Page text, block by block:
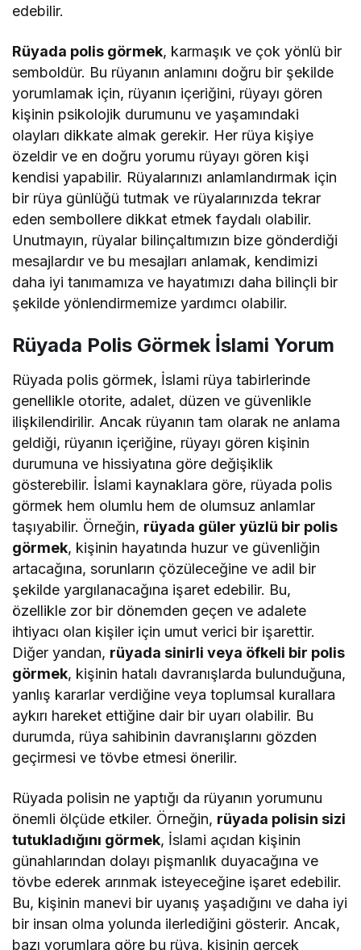
edebilir.
Rüyada polis görmek, karmaşık ve çok yönlü bir
semboldür. Bu rüyanın anlamını doğru bir şekilde
yorumlamak için, rüyanın içeriğini, rüyayı gören
kişinin psikolojik durumunu ve yaşamındaki
olayları dikkate almak gerekir. Her rüya kişiye
özeldir ve en doğru yorumu rüyayı gören kişi
kendisi yapabilir. Rüyalarınızı anlamlandırmak için
bir rüya günlüğü tutmak ve rüyalarınızda tekrar
eden sembollere dikkat etmek faydalı olabilir.
Unutmayın, rüyalar bilinçaltımızın bize gönderdiği
mesajlardır ve bu mesajları anlamak, kendimizi
daha iyi tanımamıza ve hayatımızı daha bilinçli bir
şekilde yönlendirmemize yardımcı olabilir.
Rüyada Polis Görmek İslami Yorum
Rüyada polis görmek, İslami rüya tabirlerinde
genellikle otorite, adalet, düzen ve güvenlikle
ilişkilendirilir. Ancak rüyanın tam olarak ne anlama
geldiği, rüyanın içeriğine, rüyayı gören kişinin
durumuna ve hissiyatına göre değişiklik
gösterebilir. İslami kaynaklara göre, rüyada polis
görmek hem olumlu hem de olumsuz anlamlar
taşıyabilir. Örneğin, rüyada güler yüzlü bir polis
görmek, kişinin hayatında huzur ve güvenliğin
artacağına, sorunların çözüleceğine ve adil bir
şekilde yargılanacağına işaret edebilir. Bu,
özellikle zor bir dönemden geçen ve adalete
ihtiyacı olan kişiler için umut verici bir işarettir.
Diğer yandan, rüyada sinirli veya öfkeli bir polis
görmek, kişinin hatalı davranışlarda bulunduğuna,
yanlış kararlar verdiğine veya toplumsal kurallara
aykırı hareket ettiğine dair bir uyarı olabilir. Bu
durumda, rüya sahibinin davranışlarını gözden
geçirmesi ve tövbe etmesi önerilir.
Rüyada polisin ne yaptığı da rüyanın yorumunu
önemli ölçüde etkiler. Örneğin, rüyada polisin sizi
tutukladığını görmek, İslami açıdan kişinin
günahlarından dolayı pişmanlık duyacağına ve
tövbe ederek arınmak isteyeceğine işaret edebilir.
Bu, kişinin manevi bir uyanış yaşadığını ve daha iyi
bir insan olma yolunda ilerlediğini gösterir. Ancak,
bazı yorumlara göre bu rüya, kişinin gerçek